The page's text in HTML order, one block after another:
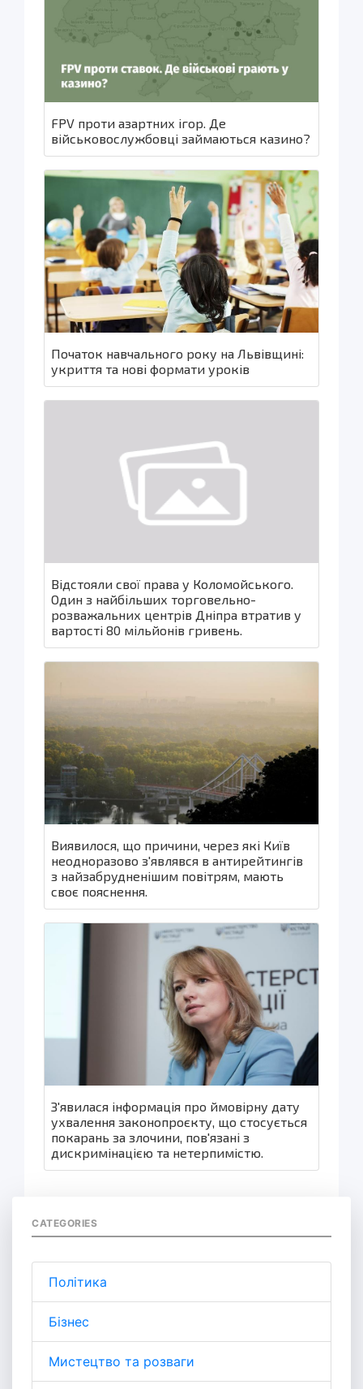
FPV проти азартних ігор. Де
військовослужбовці займаються казино?
Початок навчального року на Львівщині:
укриття та нові формати уроків
Відстояли свої права у Коломойського.
Один з найбільших торговельно-
розважальних центрів Дніпра втратив у
вартості 80 мільйонів гривень.
Виявилося, що причини, через які Київ
неодноразово з'являвся в антирейтингів
з найзабрудненішим повітрям, мають
своє пояснення.
З'явилася інформація про ймовірну дату
ухвалення законопроєкту, що стосується
покарань за злочини, пов'язані з
дискримінацією та нетерпимістю.
CATEGORIES
Політика
Бізнес
Мистецтво та розваги